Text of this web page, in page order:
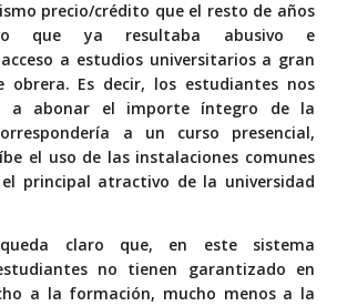
precio/crédito que el resto de años
que ya resultaba abusivo e
a estudios universitarios a gran
obrera. Es decir, los estudiantes nos
a abonar el importe íntegro de la
a un curso presencial,
el uso de las instalaciones comunes
el principal atractivo de la universidad
claro que, en este sistema
no tienen garantizado en
a la formación, mucho menos a la